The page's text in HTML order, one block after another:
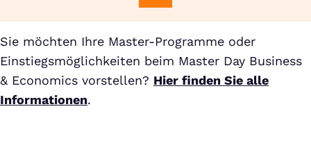
Sie möchten Ihre Master-Programme oder
Einstiegsmöglichkeiten beim Master Day Business
& Economics vorstellen? Hier finden Sie alle
Informationen.